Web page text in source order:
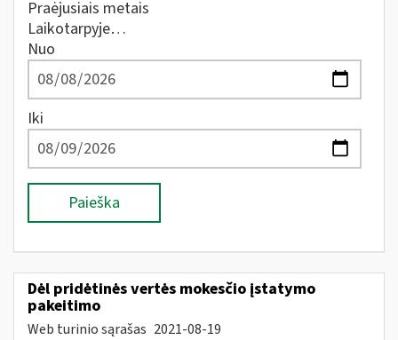
Praėjusiais metais
Laikotarpyje…
Nuo
Iki
Paieška
Dėl pridėtinės vertės mokesčio įstatymo
pakeitimo
Web turinio sąrašas 2021-08-19